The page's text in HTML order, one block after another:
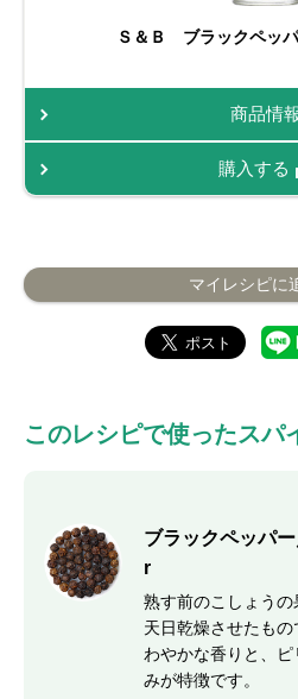
Ｓ＆Ｂ ブラックペッパ
商品情
購入する
マイレシピに
このレシピで使ったスパ
ブラックペッパ
r
熟す前のこしょうの
天日乾燥させたもの
わやかな香りと、
みが特徴です。